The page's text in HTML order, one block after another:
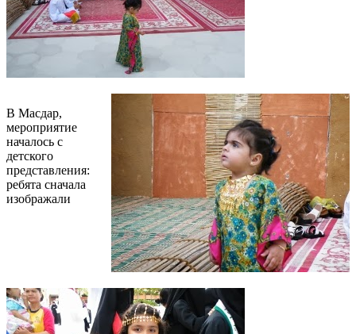
В Масдар,
мероприятие
началось с
детского
представления:
ребята сначала
изображали